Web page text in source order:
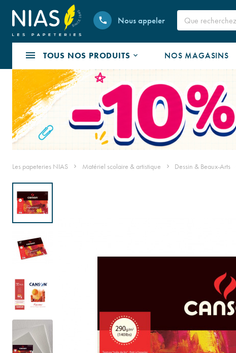
Nous appeler
TOUS NOS PRODUITS NOS MAGASINS
Les papeteries NIAS Matériel scolaire & artistique Dessin & Beaux-Arts